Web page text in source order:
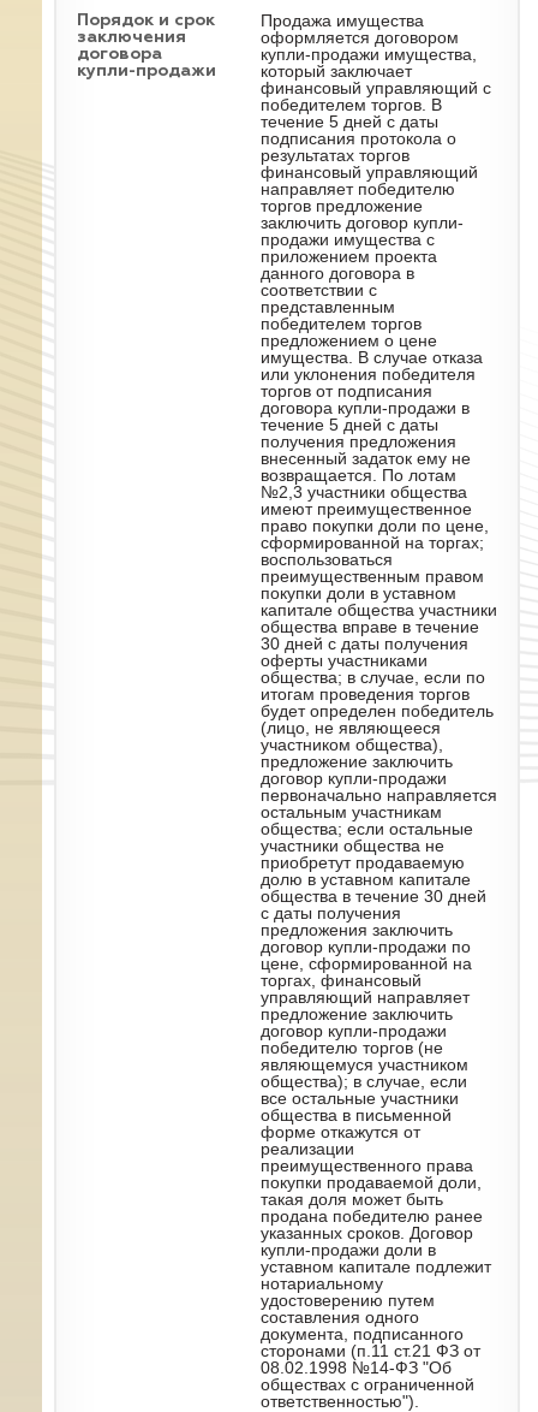
Порядок и срок
заключения
договора
купли-продажи
Продажа имущества
оформляется договором
купли-продажи имущества,
который заключает
финансовый управляющий с
победителем торгов. В
течение 5 дней с даты
подписания протокола о
результатах торгов
финансовый управляющий
направляет победителю
торгов предложение
заключить договор купли-
продажи имущества с
приложением проекта
данного договора в
соответствии с
представленным
победителем торгов
предложением о цене
имущества. В случае отказа
или уклонения победителя
торгов от подписания
договора купли-продажи в
течение 5 дней с даты
получения предложения
внесенный задаток ему не
возвращается. По лотам
№2,3 участники общества
имеют преимущественное
право покупки доли по цене,
сформированной на торгах;
воспользоваться
преимущественным правом
покупки доли в уставном
капитале общества участники
общества вправе в течение
30 дней с даты получения
оферты участниками
общества; в случае, если по
итогам проведения торгов
будет определен победитель
(лицо, не являющееся
участником общества),
предложение заключить
договор купли-продажи
первоначально направляется
остальным участникам
общества; если остальные
участники общества не
приобретут продаваемую
долю в уставном капитале
общества в течение 30 дней
с даты получения
предложения заключить
договор купли-продажи по
цене, сформированной на
торгах, финансовый
управляющий направляет
предложение заключить
договор купли-продажи
победителю торгов (не
являющемуся участником
общества); в случае, если
все остальные участники
общества в письменной
форме откажутся от
реализации
преимущественного права
покупки продаваемой доли,
такая доля может быть
продана победителю ранее
указанных сроков. Договор
купли-продажи доли в
уставном капитале подлежит
нотариальному
удостоверению путем
составления одного
документа, подписанного
сторонами (п.11 ст.21 ФЗ от
08.02.1998 №14-ФЗ "Об
обществах с ограниченной
ответственностью").